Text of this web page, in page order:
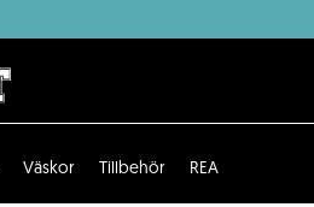
Väskor Tillbehör REA